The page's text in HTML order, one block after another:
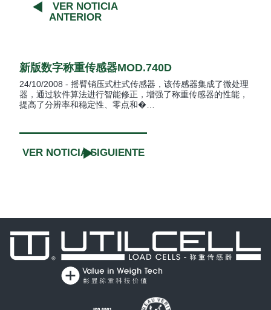
VER NOTICIA
ANTERIOR
新版数字称重传感器MOD.740D
24/10/2008 - 摇臂销压式柱式传感器，该传感器集成了微处理
器，通过软件算法进行智能修正，增强了称重传感器的性能，
提高了分辨率和稳定性、零点和�…
VER NOTICIA SIGUIENTE